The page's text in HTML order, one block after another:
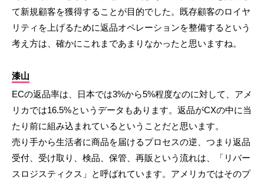
て新規顧客を獲得することが目的でした。既存顧客のロイヤ
リティを上げるために返品オペレーションを整備するという
考え方は、確かにこれまであまりなかったと思いますね。
漆山
ECの返品率は、日本では3%から5%程度なのに対して、アメ
リカでは16.5%というデータもあります。返品がCXの中に当
たり前に組み込まれているということだと思います。
売り手から生活者に商品を届けるプロセスの逆、つまり返品
受付、受け取り、検品、保管、再販という流れは、「リバー
スロジスティクス」と呼ばれています。アメリカではそのプ